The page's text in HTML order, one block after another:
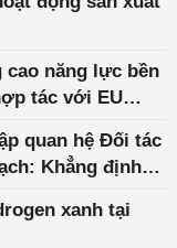
cao năng lực bền
tác với EU
quan hệ Đối tác
Khẳng định
xanh tại